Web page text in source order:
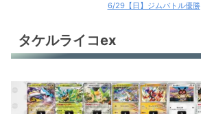
6/29【日】ジムバトル優勝
タケルライコex